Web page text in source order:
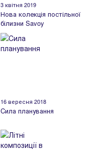
3 квітня 2019
Нова колекція постільної
білизни Savoy
16 вересня 2018
Cила планування